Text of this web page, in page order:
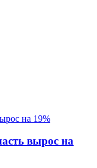
вырос на